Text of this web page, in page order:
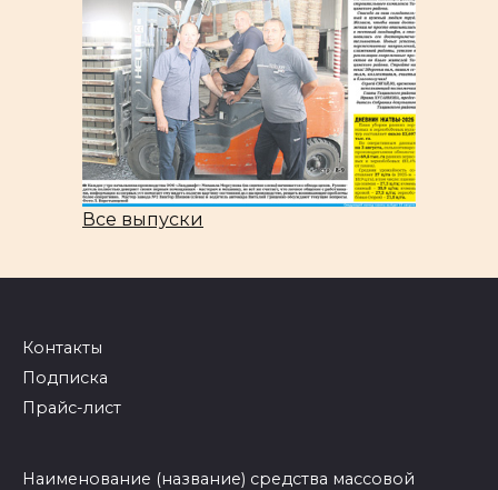
Все выпуски
Контакты
Подписка
Прайс-лист
Наименование (название) средства массовой